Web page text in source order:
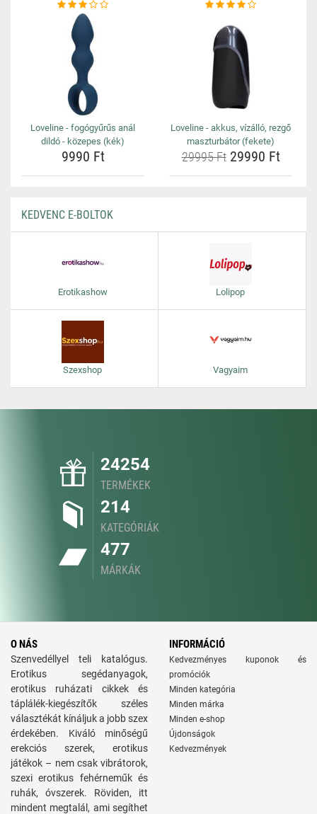
Loveline - fogógyűrűs anál
dildó - közepes (kék)
9990 Ft
Loveline - akkus, vízálló, rezgő
maszturbátor (fekete)
29995 Ft29990 Ft
KEDVENC E-BOLTOK
Erotikashow Lolipop
Szexshop Vagyaim
24254
TERMÉKEK
214
KATEGÓRIÁK
477
MÁRKÁK
O NÁS
Szenvedéllyel teli katalógus.
Erotikus segédanyagok,
erotikus ruházati cikkek és
táplálék-kiegészítők széles
választékát kínáljuk a jobb szex
érdekében. Kiváló minőségű
erekciós szerek, erotikus
játékok – nem csak vibrátorok,
szexi erotikus fehérneműk és
ruhák, óvszerek. Röviden, itt
mindent megtalál, ami segíthet
INFORMÁCIÓ
Kedvezményes kuponok és
promóciók
Minden kategória
Minden márka
Minden e-shop
Újdonságok
Kedvezmények